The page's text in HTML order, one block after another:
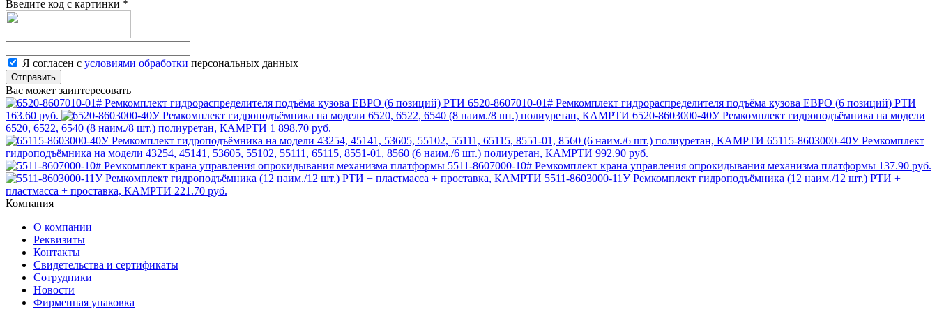
Введите код с картинки *
Я согласен с условиями обработки персональных данных
Отправить
Вас может заинтересовать
6520-8607010-01# Ремкомплект гидрораспределителя подъёма кузова ЕВРО (6 позиций) РТИ
163.60 руб.
6520-8603000-40У Ремкомплект гидроподъёмника на модели
6520, 6522, 6540 (8 наим./8 шт.) полиуретан, КАМРТИ 1 898.70 руб.
65115-8603000-40У Ремкомплект
гидроподъёмника на модели 43254, 45141, 53605, 55102, 55111, 65115, 8551-01, 8560 (6 наим./6 шт.) полиуретан, КАМРТИ 992.90 руб.
5511-8607000-10# Ремкомплект крана управления опрокидывания механизма платформы 137.90 руб.
5511-8603000-11У Ремкомплект гидроподъёмника (12 наим./12 шт.) РТИ +
пластмасса + проставка, КАМРТИ 221.70 руб.
Компания
О компании
Реквизиты
Контакты
Свидетельства и сертификаты
Сотрудники
Новости
Фирменная упаковка